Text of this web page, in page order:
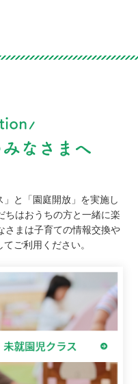
と「園庭開放」を実施し
ちはおうちの方と一緒に楽
さまは子育ての情報交換や
ご利用ください。